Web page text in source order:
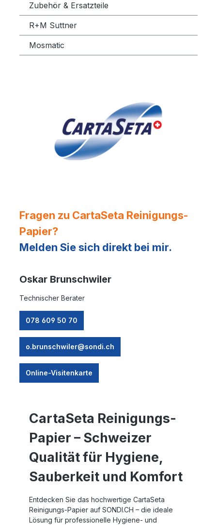
Zubehör & Ersatzteile
R+M Suttner
Mosmatic
Fragen zu CartaSeta Reinigungs-
Papier?
Melden Sie sich direkt bei mir.
Oskar Brunschwiler
Technischer Berater
078 609 50 70
o.brunschwiler@sondi.ch
Online-Visitenkarte
CartaSeta Reinigungs-
Papier – Schweizer
Qualität für Hygiene,
Sauberkeit und Komfort
Entdecken Sie das hochwertige CartaSeta
Reinigungs-Papier auf SONDI.CH – die ideale
Lösung für professionelle Hygiene- und